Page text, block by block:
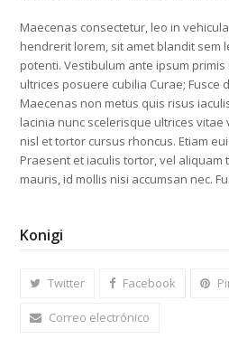
Maecenas consectetur, leo in
hendrerit lorem, sit amet blandit sem
potenti. Vestibulum ante ipsum
ultrices posuere cubilia Curae; Fusce
Maecenas non metus quis risus
lacinia nunc scelerisque ultrices vitae
nisl et tortor cursus rhoncus. Etiam
Praesent et iaculis tortor, vel aliquam
mauris, id mollis nisi accumsan nec.
Konigi
Twitter Facebook
Correo electrónico